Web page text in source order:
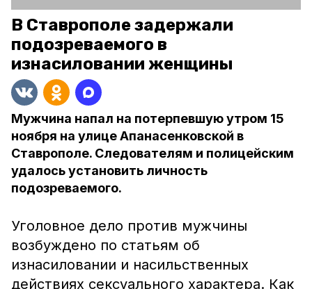
В Ставрополе задержали
подозреваемого в
изнасиловании женщины
Мужчина напал на потерпевшую утром 15
ноября на улице Апанасенковской в
Ставрополе. Следователям и полицейским
удалось установить личность
подозреваемого.
Уголовное дело против мужчины
возбуждено по статьям об
изнасиловании и насильственных
действиях сексуального характера. Как